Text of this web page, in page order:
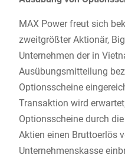
MAX Power freut sich
zweitgrößter Aktionär,
Unternehmen der in
Ausübungsmitteilung
Optionsscheine
Transaktion wird
Optionsscheine durch
Aktien einen Bruttoerlös
Unternehmenskasse